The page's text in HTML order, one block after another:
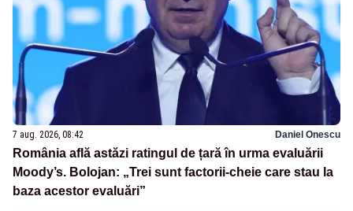
7 aug. 2026, 08:42 Daniel Onescu
România află astăzi ratingul de țară în urma evaluării
Moody’s. Bolojan: „Trei sunt factorii-cheie care stau la
baza acestor evaluări”